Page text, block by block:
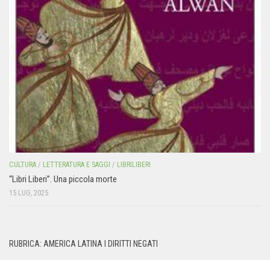
CULTURA / LETTERATURA E SAGGI / LIBRILIBERI
“Libri Liberi”. Una piccola morte
15 LUG, 2025
RUBRICA: AMERICA LATINA I DIRITTI NEGATI